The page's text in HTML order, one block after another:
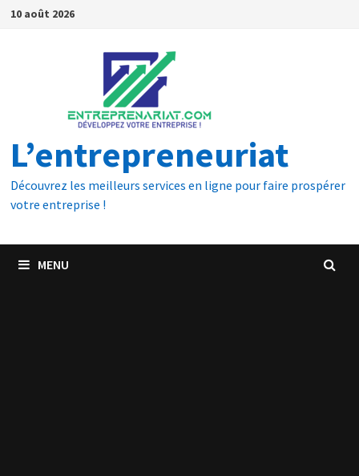
10 août 2026
L’entrepreneuriat
Découvrez les meilleurs services en ligne pour faire prospérer
votre entreprise !
MENU